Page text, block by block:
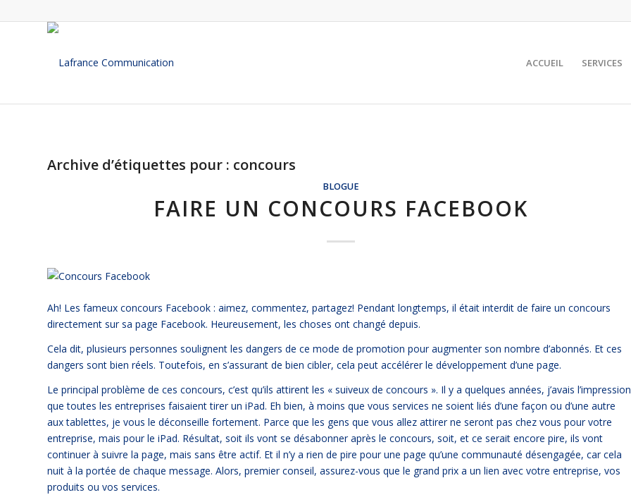
ACCUEIL SERVICES
Archive d’étiquettes pour : concours
BLOGUE
FAIRE UN CONCOURS FACEBOOK
Ah! Les fameux concours Facebook : aimez, commentez, partagez! Pendant longtemps, il était interdit de faire un concours
directement sur sa page Facebook. Heureusement, les choses ont changé depuis.
Cela dit, plusieurs personnes soulignent les dangers de ce mode de promotion pour augmenter son nombre d’abonnés. Et ces
dangers sont bien réels. Toutefois, en s’assurant de bien cibler, cela peut accélérer le développement d’une page.
Le principal problème de ces concours, c’est qu’ils attirent les « suiveux de concours ». Il y a quelques années, j’avais l’impression
que toutes les entreprises faisaient tirer un iPad. Eh bien, à moins que vous services ne soient liés d’une façon ou d’une autre
aux tablettes, je vous le déconseille fortement. Parce que les gens que vous allez attirer ne seront pas chez vous pour votre
entreprise, mais pour le iPad. Résultat, soit ils vont se désabonner après le concours, soit, et ce serait encore pire, ils vont
continuer à suivre la page, mais sans être actif. Et il n’y a rien de pire pour une page qu’une communauté désengagée, car cela
nuit à la portée de chaque message. Alors, premier conseil, assurez-vous que le grand prix a un lien avec votre entreprise, vos
produits ou vos services.